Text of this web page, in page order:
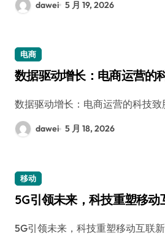
dawei 5 月 19, 2026
电商
数据驱动增长：电商运营的
数据驱动增长：电商运营的科技
dawei 5 月 18, 2026
移动
5G引领未来，科技重塑移动
5G引领未来，科技重塑移动互联